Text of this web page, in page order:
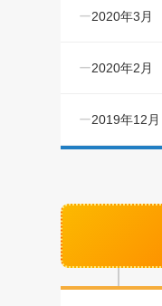
2020年3月
2020年2月
2019年12月